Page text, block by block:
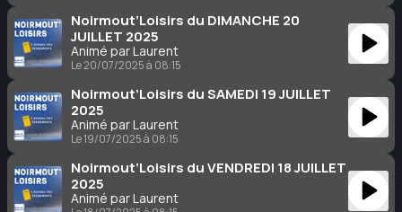
Noirmout’Loisirs du DIMANCHE 20
JUILLET 2025
Animé par Laurent
Le 20/07/2025 à 08:15
Noirmout’Loisirs du SAMEDI 19 JUILLET
2025
Animé par Laurent
Le 19/07/2025 à 08:15
Noirmout’Loisirs du VENDREDI 18 JUILLET
2025
Animé par Laurent